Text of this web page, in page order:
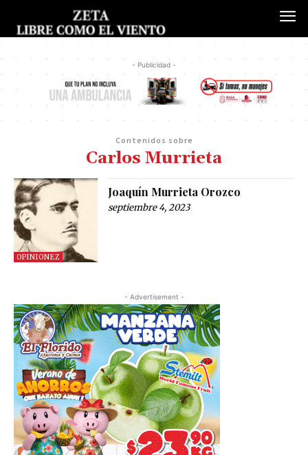
- Publicidad -
Contenidos sobre
Carlos Murrieta
OPINIONEZ
Joaquín Murrieta Orozco
septiembre 4, 2023
- Advertisement -